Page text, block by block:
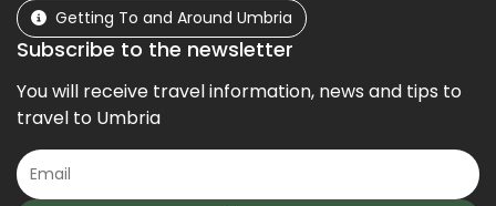
Getting To and Around Umbria
Subscribe to the newsletter
You will receive travel information, news and tips to
travel to Umbria